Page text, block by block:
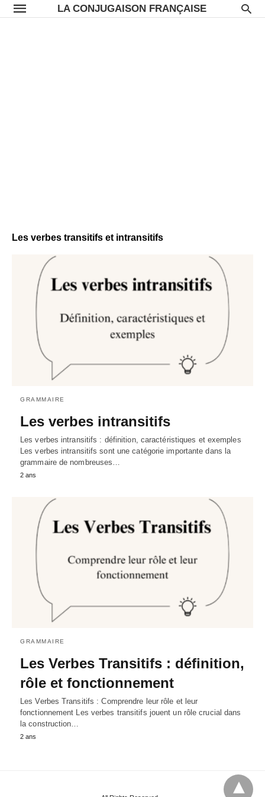
LA CONJUGAISON FRANÇAISE
Les verbes transitifs et intransitifs
GRAMMAIRE
Les verbes intransitifs
Les verbes intransitifs : définition, caractéristiques et exemples
Les verbes intransitifs sont une catégorie importante dans la
grammaire de nombreuses…
2 ans
GRAMMAIRE
Les Verbes Transitifs : définition,
rôle et fonctionnement
Les Verbes Transitifs : Comprendre leur rôle et leur
fonctionnement Les verbes transitifs jouent un rôle crucial dans
la construction…
2 ans